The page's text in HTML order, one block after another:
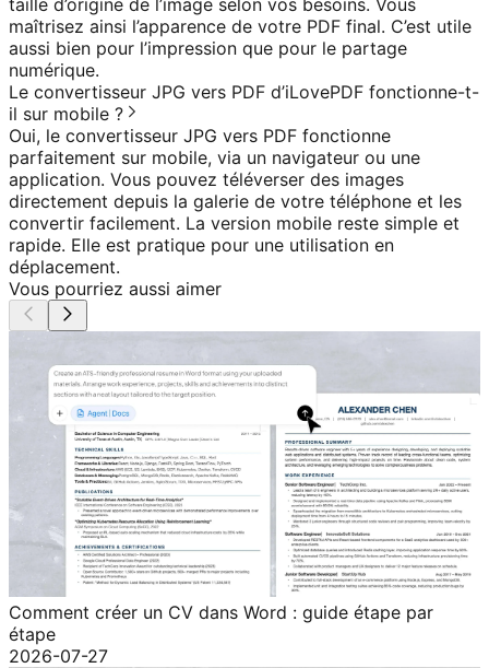
maîtrisez ainsi l’apparence de votre PDF final. C’est utile
aussi bien pour l’impression que pour le partage
numérique.
Le convertisseur JPG vers PDF d’iLovePDF fonctionne-t-
il sur mobile ?
Oui, le convertisseur JPG vers PDF fonctionne
parfaitement sur mobile, via un navigateur ou une
application. Vous pouvez téléverser des images
directement depuis la galerie de votre téléphone et les
convertir facilement. La version mobile reste simple et
rapide. Elle est pratique pour une utilisation en
déplacement.
Vous pourriez aussi aimer
Comment créer un CV dans Word : guide étape par
étape
2026-07-27